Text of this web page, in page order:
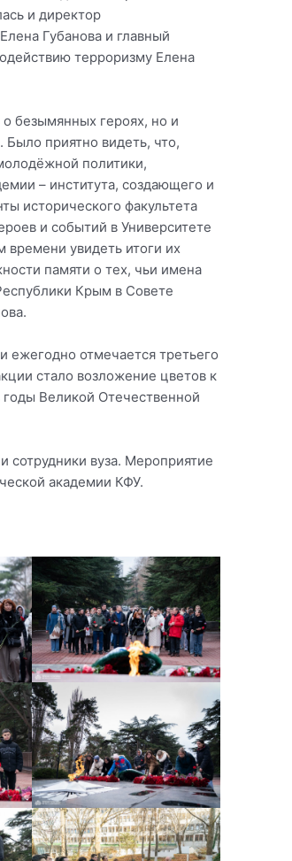
и директор
Губанова и главный
терроризму Елена
о безымянных героях, но и
Было приятно видеть, что,
политики,
– института, создающего и
исторического факультета
и событий в Университете
увидеть итоги их
памяти о тех, чьи имена
Крым в Совете
ежегодно отмечается третьего
стало возложение цветов к
Великой Отечественной
сотрудники вуза. Мероприятие
академии КФУ.